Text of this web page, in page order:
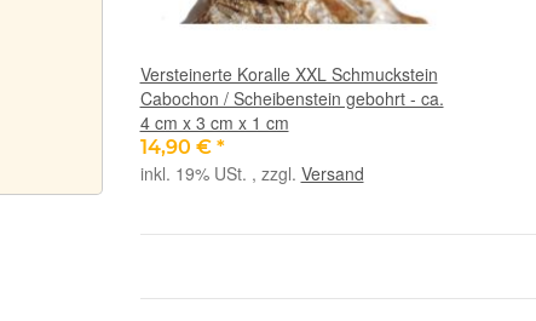
Versteinerte Koralle XXL Schmuckstein
Cabochon / Scheibenstein gebohrt - ca.
4 cm x 3 cm x 1 cm
14,90 € *
inkl. 19% USt. , zzgl. Versand